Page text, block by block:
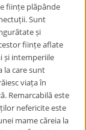
ființe plăpânde
Sunt
și
ființe aflate
și intemperiile
la care sunt
viața în
Remarcabilă este
nefericite este
mame căreia la